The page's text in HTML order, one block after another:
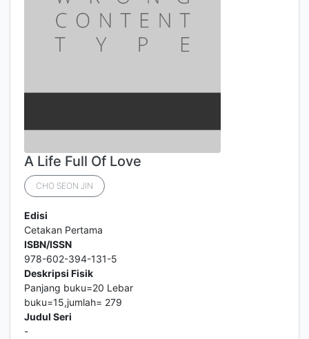
A Life Full Of Love
CHO SEON JIN
Edisi
Cetakan Pertama
ISBN/ISSN
978-602-394-131-5
Deskripsi Fisik
Panjang buku=20 Lebar
buku=15,jumlah= 279
Judul Seri
-